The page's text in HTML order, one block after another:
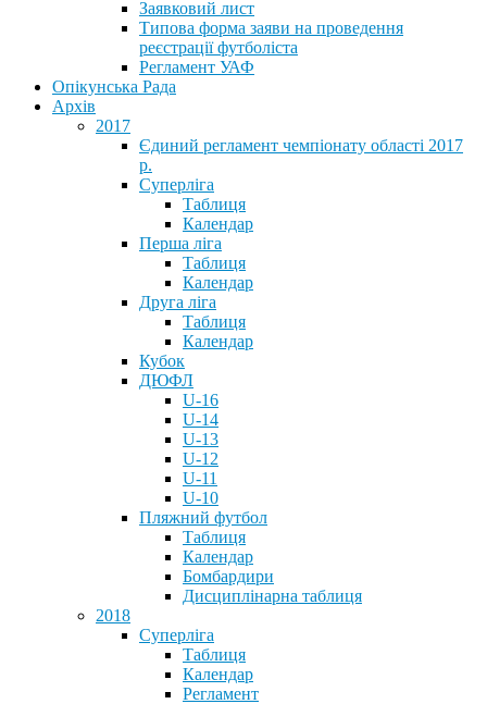
Заявковий лист
Типова форма заяви на проведення
реєстрації футболіста
Регламент УАФ
Опікунська Рада
Архів
2017
Єдиний регламент чемпіонату області 2017
р.
Суперліга
Таблиця
Календар
Перша ліга
Таблиця
Календар
Друга ліга
Таблиця
Календар
Кубок
ДЮФЛ
U-16
U-14
U-13
U-12
U-11
U-10
Пляжний футбол
Таблиця
Календар
Бомбардири
Дисциплінарна таблиця
2018
Суперліга
Таблиця
Календар
Регламент